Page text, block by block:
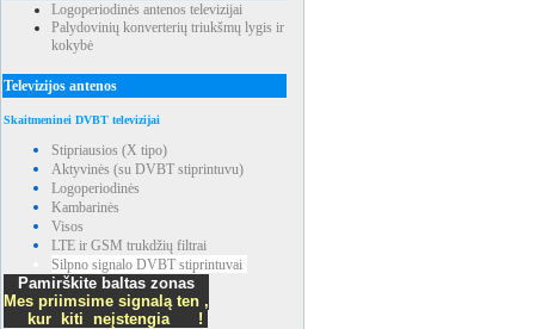
Logoperiodinės antenos televizijai
Palydovinių konverterių triukšmų lygis ir
kokybė
Televizijos antenos
Skaitmeninei DVBT televizijai
Stipriausios (X tipo)
Aktyvinės (su DVBT stiprintuvu)
Logoperiodinės
Kambarinės
Visos
LTE ir GSM trukdžių filtrai
Silpno signalo DVBT stiprintuvai
Pamirškite baltas zonas
Mes priimsime signalą ten ,
kur kiti neįstengia !